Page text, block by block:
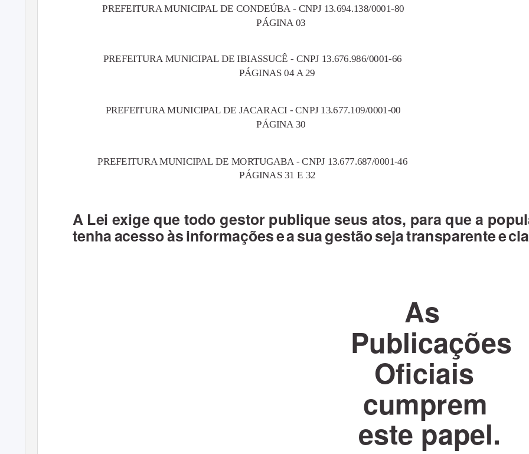
PREFEITURA MUNICIPAL DE CONDEÚBA - CNPJ 13.694.138/0001-80
PÁGINA 03
PREFEITURA MUNICIPAL DE IBIASSUCÊ - CNPJ 13.676.986/0001-66
PÁGINAS 04 A 29
PREFEITURA MUNICIPAL DE JACARACI - CNPJ 13.677.109/0001-00
PÁGINA 30
PREFEITURA MUNICIPAL DE MORTUGABA - CNPJ 13.677.687/0001-46
PÁGINAS 31 E 32
A Lei exige que todo gestor publique seus atos, para que a
tenha acesso às informaçõeseasua gestãoseja transparenteec
As
Publicações
Oficiais
cumprem
este papel.